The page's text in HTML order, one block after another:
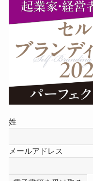
姓
メールアドレス